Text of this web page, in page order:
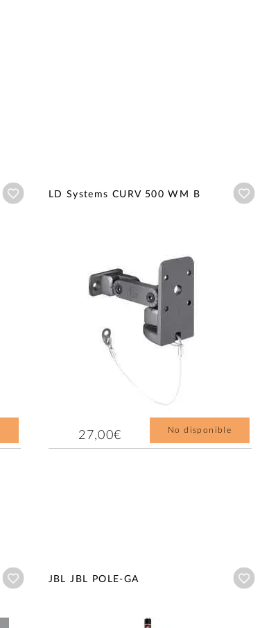
Añadir a wishlist
LD Systems CURV 500 WM B
27,00€ No disponible
Añadir a wishlist
JBL JBL POLE-GA